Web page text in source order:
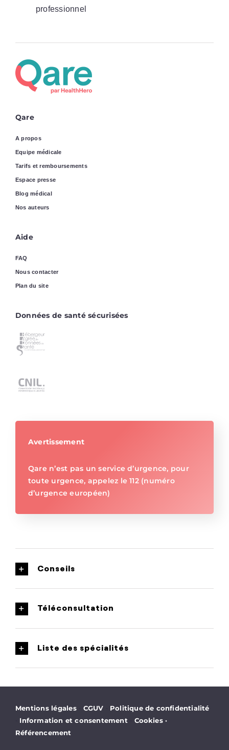
professionnel
Qare
A propos
Equipe médicale
Tarifs et remboursements
Espace presse
Blog médical
Nos auteurs
Aide
FAQ
Nous contacter
Plan du site
Données de santé sécurisées
Avertissement
Qare n’est pas un service d’urgence, pour
toute urgence, appelez le 112 (numéro
d’urgence européen)
Conseils
Téléconsultation
Liste des spécialités
Mentions légales CGUV Politique de confidentialité
Information et consentement Cookies·
Référencement